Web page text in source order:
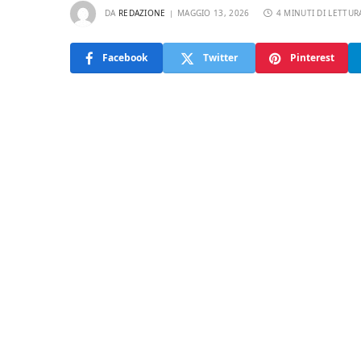
DA REDAZIONE MAGGIO 13, 2026 4 MINUTI DI
Facebook Twitter Pinterest